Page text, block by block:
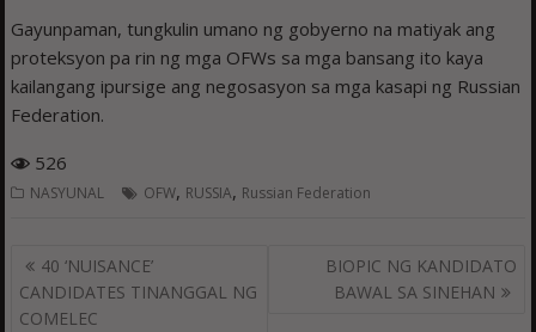
Gayunpaman, tungkulin umano ng gobyerno na matiyak ang
proteksyon pa rin ng mga OFWs sa mga bansang ito kaya
kailangang ipursige ang negosasyon sa mga kasapi ng Russian
Federation.
526
NASYUNAL OFW, RUSSIA, Russian Federation
Post
navigation
40 ‘NUISANCE’
CANDIDATES TINANGGAL NG
COMELEC
BIOPIC NG KANDIDATO
BAWAL SA SINEHAN